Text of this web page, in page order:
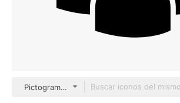
Pictograms Fill